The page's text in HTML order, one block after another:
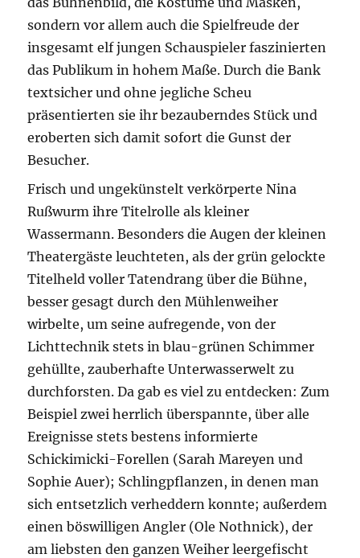
sondern vor allem auch die Spielfreude der
insgesamt elf jungen Schauspieler faszinierten
das Publikum in hohem Maße. Durch die Bank
textsicher und ohne jegliche Scheu
präsentierten sie ihr bezauberndes Stück und
eroberten sich damit sofort die Gunst der
Besucher.
Frisch und ungekünstelt verkörperte Nina
Rußwurm ihre Titelrolle als kleiner
Wassermann. Besonders die Augen der kleinen
Theatergäste leuchteten, als der grün gelockte
Titelheld voller Tatendrang über die Bühne,
besser gesagt durch den Mühlenweiher
wirbelte, um seine aufregende, von der
Lichttechnik stets in blau-grünen Schimmer
gehüllte, zauberhafte Unterwasserwelt zu
durchforsten. Da gab es viel zu entdecken: Zum
Beispiel zwei herrlich überspannte, über alle
Ereignisse stets bestens informierte
Schickimicki-Forellen (Sarah Mareyen und
Sophie Auer); Schlingpflanzen, in denen man
sich entsetzlich verheddern konnte; außerdem
einen böswilligen Angler (Ole Nothnick), der
am liebsten den ganzen Weiher leergefischt